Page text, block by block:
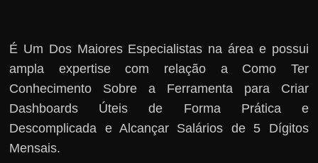
É Um Dos Maiores Especialistas na área e possui
ampla expertise com relação a Como Ter
Conhecimento Sobre a Ferramenta para Criar
Dashboards Úteis de Forma Prática e
Descomplicada e Alcançar Salários de 5 Dígitos
Mensais.